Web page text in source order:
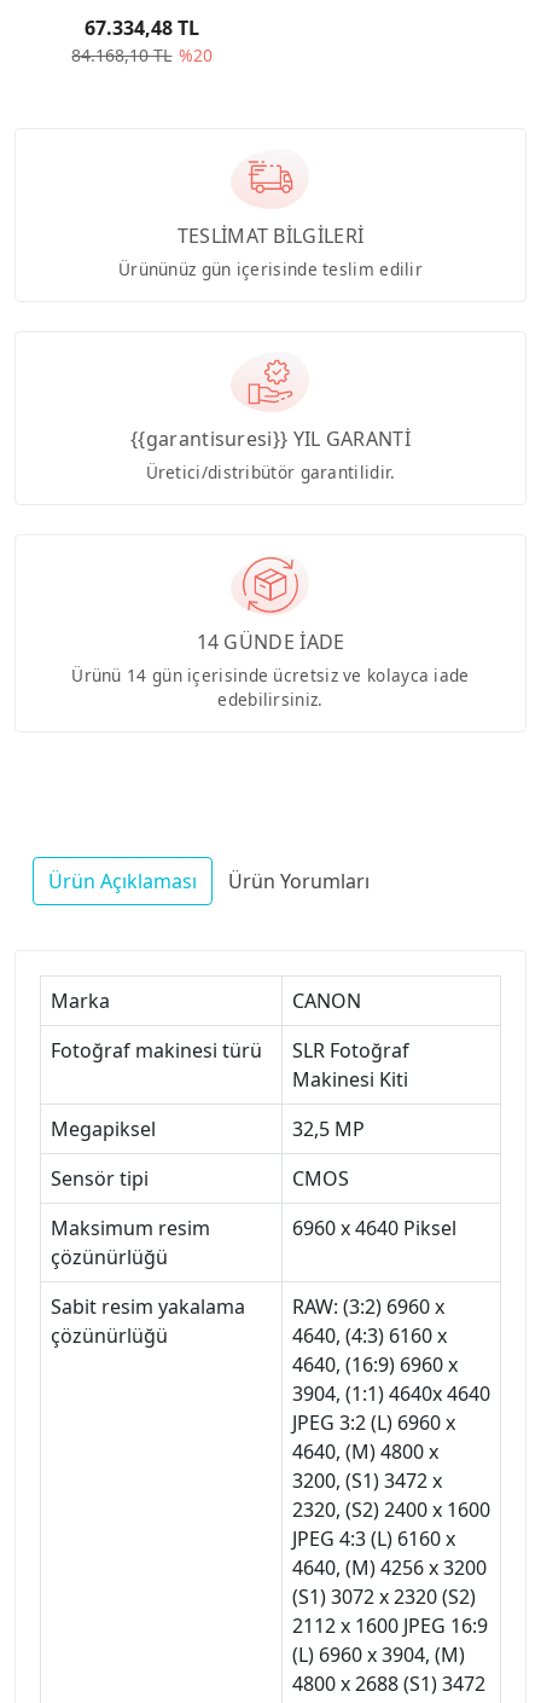
84.168,10 TL %20
67.334,48 TL
TESLİMAT BİLGİLERİ
Ürününüz gün içerisinde teslim edilir
{{garantisuresi}} YIL GARANTİ
Üretici/distribütör garantilidir.
14 GÜNDE İADE
Ürünü 14 gün içerisinde ücretsiz ve kolayca iade
edebilirsiniz.
Ürün Açıklaması Ürün Yorumları
Marka
CANON
Fotoğraf makinesi türü
SLR Fotoğraf
Makinesi Kiti
Megapiksel
32,5 MP
Sensör tipi
CMOS
Maksimum resim
çözünürlüğü
6960 x 4640 Piksel
Sabit resim yakalama
çözünürlüğü
RAW: (3:2) 6960 x
4640, (4:3) 6160 x
4640, (16:9) 6960 x
3904, (1:1) 4640x 4640
JPEG 3:2 (L) 6960 x
4640, (M) 4800 x
3200, (S1) 3472 x
2320, (S2) 2400 x 1600
JPEG 4:3 (L) 6160 x
4640, (M) 4256 x 3200
(S1) 3072 x 2320 (S2)
2112 x 1600 JPEG 16:9
(L) 6960 x 3904, (M)
4800 x 2688 (S1) 3472